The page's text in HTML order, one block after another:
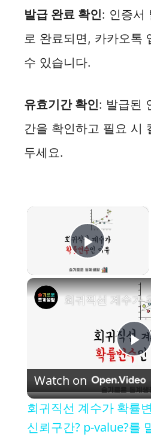
발급 완료 확인: 인증서
로 완료되면, 카카오톡
수 있습니다.
유효기간 확인: 발급된
간을 확인하고 필요 시
두세요.
×
Play
P
l
a
Watch on
회귀직선 계수가 확률
신뢰구간? p-value?를